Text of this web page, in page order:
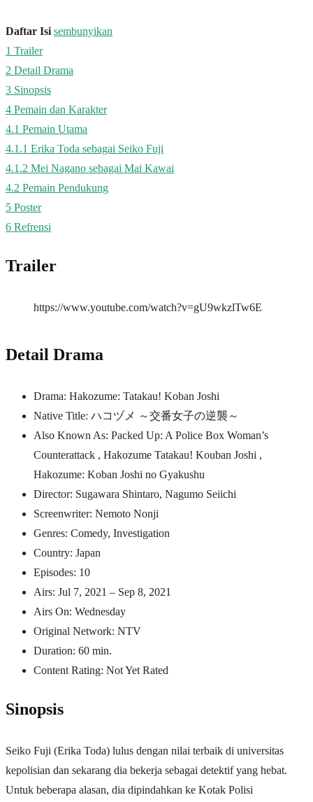
Daftar Isi sembunyikan
1 Trailer
2 Detail Drama
3 Sinopsis
4 Pemain dan Karakter
4.1 Pemain Utama
4.1.1 Erika Toda sebagai Seiko Fuji
4.1.2 Mei Nagano sebagai Mai Kawai
4.2 Pemain Pendukung
5 Poster
6 Refrensi
Trailer
https://www.youtube.com/watch?v=gU9wkzlTw6E
Detail Drama
Drama: Hakozume: Tatakau! Koban Joshi
Native Title: ハコヅメ ～交番女子の逆襲～
Also Known As: Packed Up: A Police Box Woman’s
Counterattack , Hakozume Tatakau! Kouban Joshi ,
Hakozume: Koban Joshi no Gyakushu
Director: Sugawara Shintaro, Nagumo Seiichi
Screenwriter: Nemoto Nonji
Genres: Comedy, Investigation
Country: Japan
Episodes: 10
Airs: Jul 7, 2021 – Sep 8, 2021
Airs On: Wednesday
Original Network: NTV
Duration: 60 min.
Content Rating: Not Yet Rated
Sinopsis
Seiko Fuji (Erika Toda) lulus dengan nilai terbaik di universitas
kepolisian dan sekarang dia bekerja sebagai detektif yang hebat.
Untuk beberapa alasan, dia dipindahkan ke Kotak Polisi